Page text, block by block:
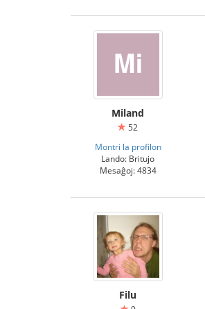
Miland
52
Montri la profilon
Lando: Britujo
Mesaĝoj: 4834
Filu